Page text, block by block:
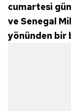
cumartesi
ve Senegal
yönünden bir